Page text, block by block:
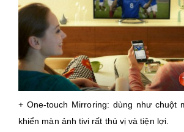
+ One-touch Mirroring: dùng như chuột
khiển màn ảnh tivi rất thú vị và tiện lợi.